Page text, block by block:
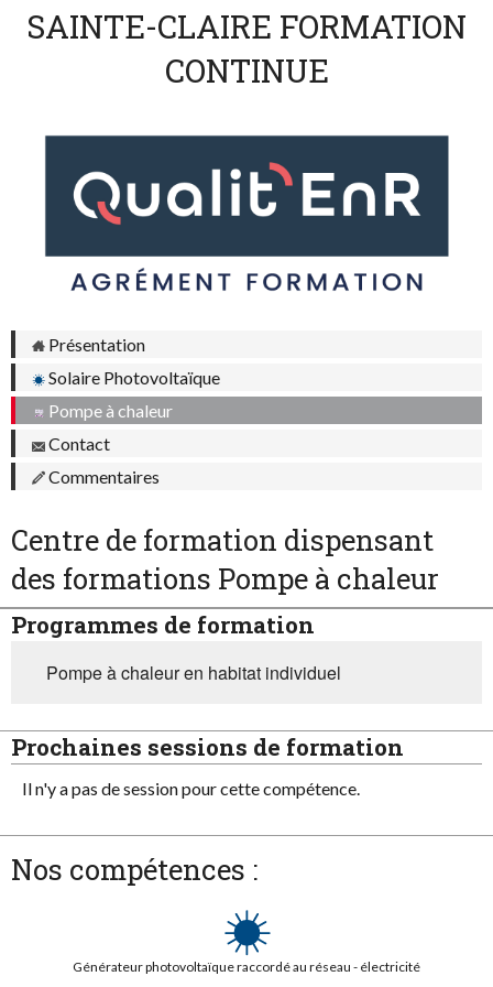
SAINTE-CLAIRE FORMATION
CONTINUE
Présentation
Solaire Photovoltaïque
Pompe à chaleur
Contact
Commentaires
Centre de formation dispensant
des formations Pompe à chaleur
Programmes de formation
Pompe à chaleur en habitat individuel
Prochaines sessions de formation
Il n'y a pas de session pour cette compétence.
Nos compétences :
Générateur photovoltaïque raccordé au réseau - électricité